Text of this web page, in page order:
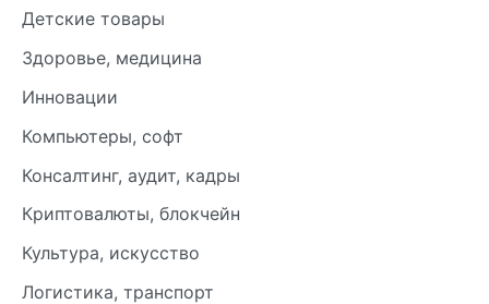
Детские товары
Здоровье, медицина
Инновации
Компьютеры, софт
Консалтинг, аудит, кадры
Криптовалюты, блокчейн
Культура, искусство
Логистика, транспорт